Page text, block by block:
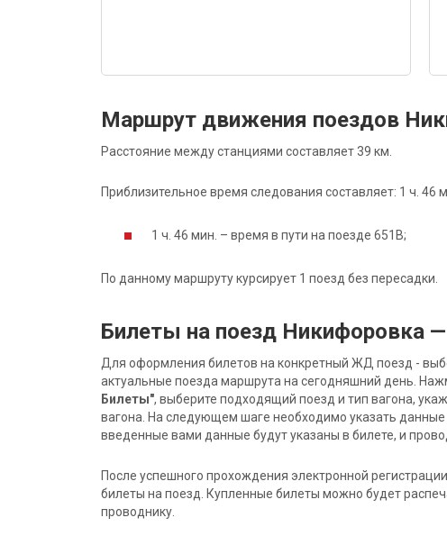
Маршрут движения поездов
Расстояние между станциями составляет 39 км.
Приблизительное время следования составляет: 1 ч. 46
1 ч. 46 мин. – время в пути на поезде 651В;
По данному маршруту курсирует 1 поезд без пересадки.
Билеты на поезд Никифоровка
Для оформления билетов на конкретный ЖД поезд -
актуальные поезда маршрута на сегодняшний день.
Билеты", выберите подходящий поезд и тип вагона,
вагона. На следующем шаге необходимо указать
введенные вами данные будут указаны в билете, и
После успешного прохождения электронной
билеты на поезд. Купленные билеты можно будет
проводнику.